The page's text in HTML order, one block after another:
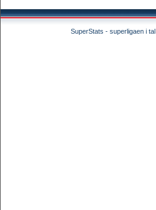
SuperStats - superligaen i tal